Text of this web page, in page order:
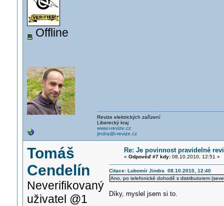
Offline
Revize elektrických zařízení
Liberecký kraj
www.i-revize.cz
jindra@i-revize.cz
Tomáš
Cendelín
Neverifikovaný
uživatel @1
Re: Je povinnost pravidelné
« Odpověď #7 kdy:08.10.2010, 12:51 »
Citace: Lubomír Jindra 08.10.2010, 12:40
Ano, po telefonické dohodě s distributorem
Díky, myslel jsem si to.